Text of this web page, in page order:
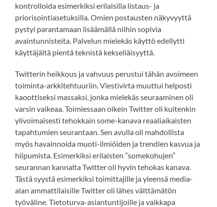
kontrolloida esimerkiksi erilaisilla listaus- ja
priorisointiasetuksilla. Omien postausten näkyvyyttä
pystyi parantamaan lisäämällä niihin sopivia
avaintunnisteita. Palvelun mielekäs käyttö edellytti
käyttäjältä pientä teknistä kekseliäisyyttä.
Twitterin heikkous ja vahvuus perustui tähän avoimeen
toiminta-arkkitehtuuriin. Viestivirta muuttui helposti
kaoottiseksi massaksi, jonka mielekäs seuraaminen oli
varsin vaikeaa. Toimiessaan oikein Twitter oli kuitenkin
ylivoimaisesti tehokkain some-kanava reaaliaikaisten
tapahtumien seurantaan. Sen avulla oli mahdollista
myös havainnoida muoti-ilmiöiden ja trendien kasvua ja
hiipumista. Esimerkiksi erilaisten ”somekohujen”
seurannan kannalta Twitter oli hyvin tehokas kanava.
Tästä syystä esimerkiksi toimittajille ja yleensä media-
alan ammattilaisille Twitter oli lähes välttämätön
työväline. Tietoturva-asiantuntijoille ja vaikkapa